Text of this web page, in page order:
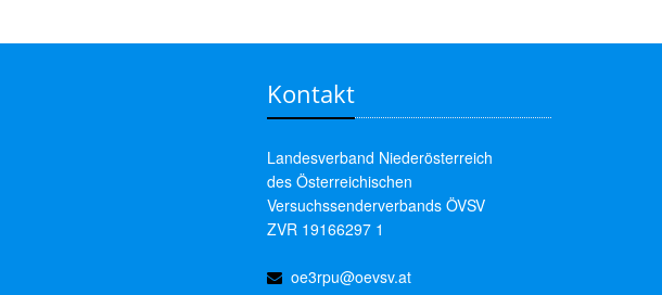
Kontakt
Landesverband Niederösterreich
des Österreichischen
Versuchssenderverbands ÖVSV
ZVR 19166297 1
oe3rpu@oevsv.at